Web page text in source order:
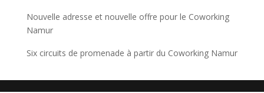
Nouvelle adresse et nouvelle offre pour le Coworking
Namur
Six circuits de promenade à partir du Coworking Namur